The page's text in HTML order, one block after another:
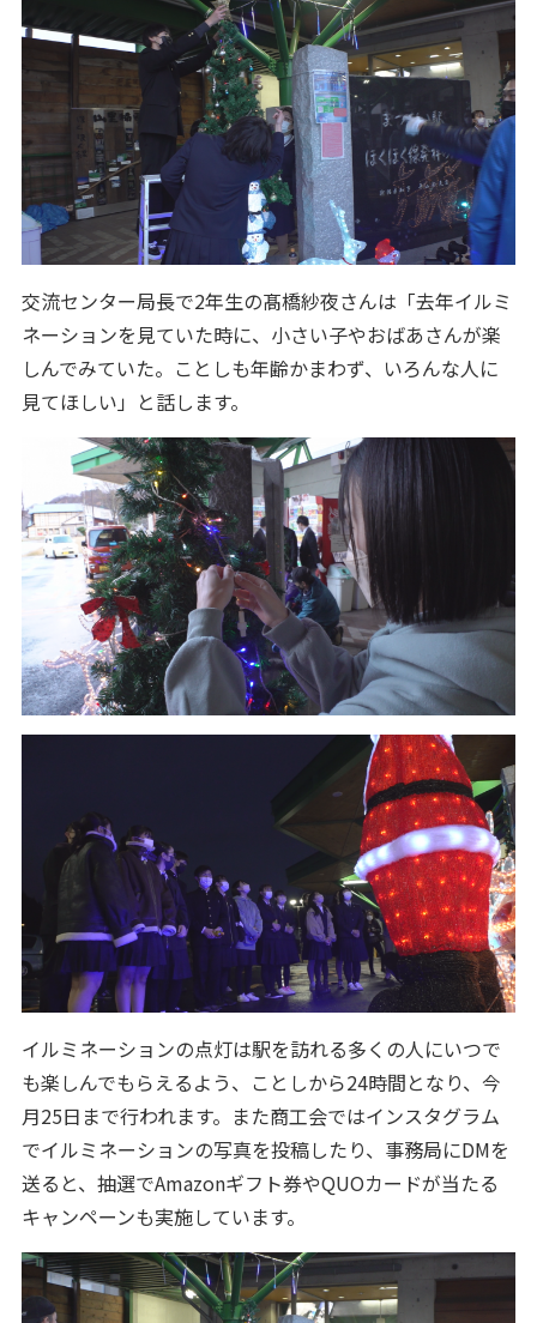
交流センター局長で2年生の髙橋紗夜さんは「去年イルミ
ネーションを見ていた時に、小さい子やおばあさんが楽
しんでみていた。ことしも年齢かまわず、いろんな人に
見てほしい」と話します。
イルミネーションの点灯は駅を訪れる多くの人にいつで
も楽しんでもらえるよう、ことしから24時間となり、今
月25日まで行われます。また商工会ではインスタグラム
でイルミネーションの写真を投稿したり、事務局にDMを
送ると、抽選でAmazonギフト券やQUOカードが当たる
キャンペーンも実施しています。